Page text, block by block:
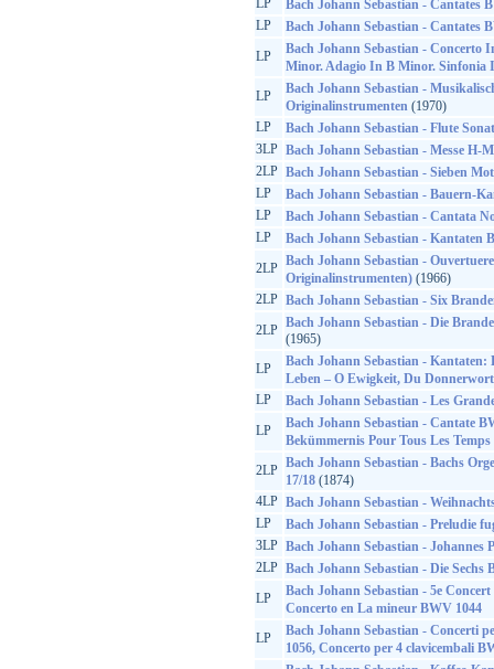
LP
Bach Johann Sebastian - Cantates
LP
Bach Johann Sebastian - Cantates
LP
Bach Johann Sebastian - Concerto
Minor. Adagio In B Minor. Sinfonia
LP
Bach Johann Sebastian -
Originalinstrumenten(1970)
LP
Bach Johann Sebastian - Flute
3LP Bach Johann Sebastian - Messe H-
2LP Bach Johann Sebastian - Sieben
LP
Bach Johann Sebastian - Bauern-
LP
Bach Johann Sebastian - Cantata
LP
Bach Johann Sebastian - Kantaten
2LP Bach Johann Sebastian -
Originalinstrumenten)(1966)
2LP Bach Johann Sebastian - Six
2LP Bach Johann Sebastian - Die
(1965)
LP
Bach Johann Sebastian -
Leben – O Ewigkeit, Du Donnerwort
LP
Bach Johann Sebastian - Les
LP
Bach Johann Sebastian - Cantate
Bekümmernis Pour Tous Les Temps
2LP Bach Johann Sebastian - Bachs
17/18(1874)
4LP Bach Johann Sebastian -
LP
Bach Johann Sebastian - Preludie
3LP Bach Johann Sebastian - Johannes
2LP Bach Johann Sebastian - Die Sechs
LP
Bach Johann Sebastian - 5e
Concerto en La mineur BWV 1044
LP
Bach Johann Sebastian - Concerti
1056, Concerto per 4 clavicembali